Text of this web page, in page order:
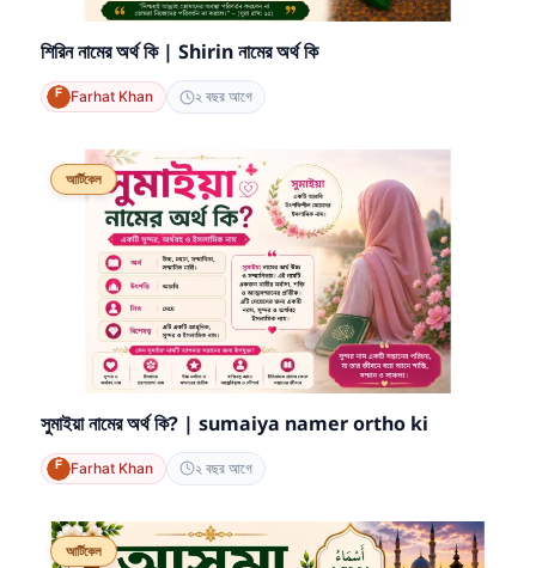
শিরিন নামের অর্থ কি | Shirin নামের অর্থ কি
Farhat Khan ২ বছর আগে
আর্টিকেল
সুমাইয়া নামের অর্থ কি? | sumaiya namer ortho ki
Farhat Khan ২ বছর আগে
আর্টিকেল